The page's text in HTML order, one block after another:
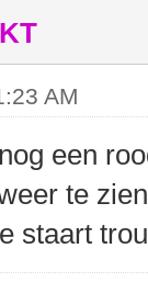
AM
een
te
staart